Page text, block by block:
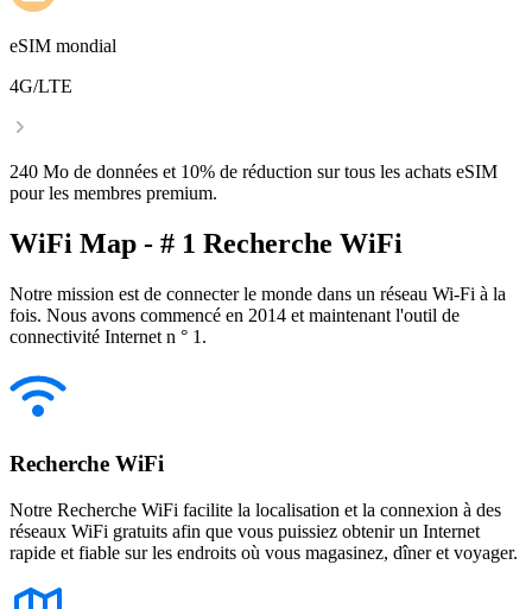
eSIM mondial
4G/LTE
240 Mo de données et 10% de réduction sur tous les achats eSIM
pour les membres premium.
WiFi Map - # 1 Recherche WiFi
Notre mission est de connecter le monde dans un réseau Wi-Fi à la
fois. Nous avons commencé en 2014 et maintenant l'outil de
connectivité Internet n ° 1.
Recherche WiFi
Notre Recherche WiFi facilite la localisation et la connexion à des
réseaux WiFi gratuits afin que vous puissiez obtenir un Internet
rapide et fiable sur les endroits où vous magasinez, dîner et voyager.